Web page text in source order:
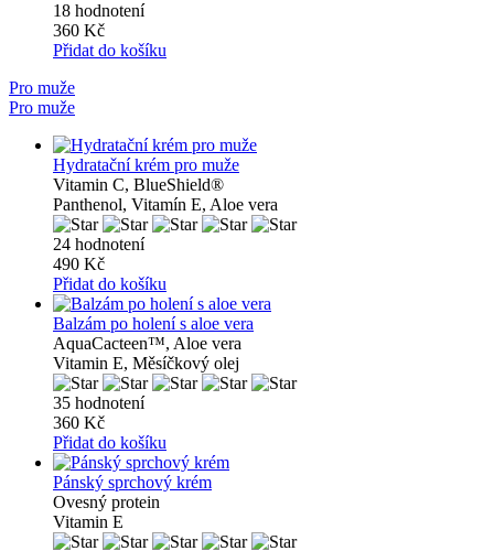
18 hodnotení
360 Kč
Přidat do košíku
Pro muže
Pro muže
Hydratační krém pro muže
Vitamin C, BlueShield®
Panthenol, Vitamín E, Aloe vera
24 hodnotení
490 Kč
Přidat do košíku
Balzám po holení s aloe vera
AquaCacteen™, Aloe vera
Vitamin E, Měsíčkový olej
35 hodnotení
360 Kč
Přidat do košíku
Pánský sprchový krém
Ovesný protein
Vitamin E